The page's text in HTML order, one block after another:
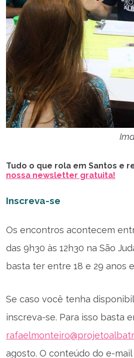
Tudo o que rola em Santos e
nossa newsletter gratuita!
Inscreva-se
Os encontros acontecem
das 9h30 às 12h30 na São
basta ter entre 18 e 29 anos
Se caso você tenha
inscreva-se. Para isso basta
agosto. O conteúdo do e-